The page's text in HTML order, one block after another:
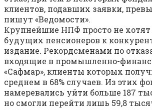
клиентов, подавших заявки,
пишут «Ведомости».
Крупнейшие НПФ просто не хотят
будущих пенсионеров к
издание. Рекордсменами по
входящие в промышленно-
«Сафмар», клиенты которых
среднем в 68% случаев. Из этих
намеревались уйти больше 187
но смогли перейти лишь 59,8